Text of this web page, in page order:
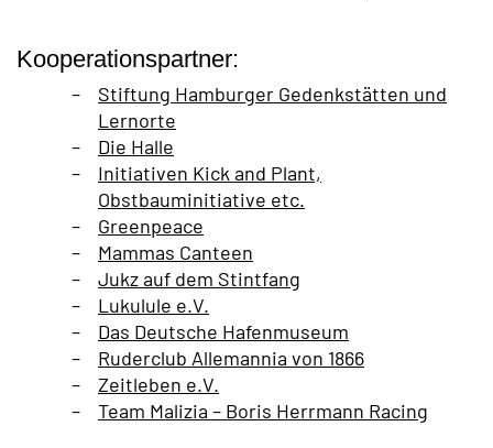
Kooperationspartner:
Stiftung Hamburger Gedenkstätten und
Lernorte
Die Halle
Initiativen Kick and Plant,
Obstbauminitiative etc.
Greenpeace
Mammas Canteen
Jukz auf dem Stintfang
Lukulule e.V.
Das Deutsche Hafenmuseum
Ruderclub Allemannia von 1866
Zeitleben e.V.
Team Malizia – Boris Herrmann Racing